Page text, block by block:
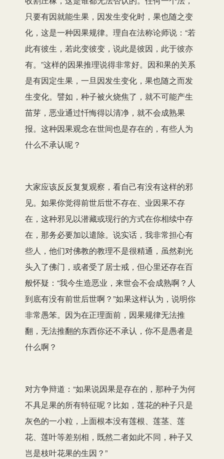
只要有因就能生果，因发生变化时，果也随之变
化，这是一种因果规律。理自在法称论师说：“若
此有彼生，若此变彼变，说此是彼因，此于彼亦
有。”这样的因果推理说得非常好。因和果的关系
是有因定生果，一旦因发生变化，果也随之而发
生变化。譬如，种子被火烧焦了，就不可能产生
苗芽，恶业通过忏悔得以清净，就不会成熟果
报。这种因果观念在世间也是存在的，有些人为
什么不承认呢？
大家应该反反复复观察，看自己有没有这样的邪
见。如果你觉得前世后世不存在、业因果不存
在，这种邪见以潜藏或现行的方式在你相续中存
在，那务必要加以遣除。说实话，我非常担心有
些人，他们对佛教的教理不是很精通，虽然剃光
头入了佛门，或者受了居士戒，但心里还存在百
般怀疑：“我今生造恶业，来世会不会成熟啊？人
到底有没有前世后世啊？”如果这样认为，说明你
非常愚笨。因为在正理面前，因果规律无法推
翻，无法推翻的东西你还不承认，你不是愚者是
什么啊？
对方争辩道：“如果说因果是存在的，那种子为何
不具足果的所有特征呢？比如，莲花的种子只是
灰色的一小粒，上面根本没有莲根、莲茎、莲
花、莲叶等差别相，既然二者如此不同，种子又
岂是枝叶花果的生因？”